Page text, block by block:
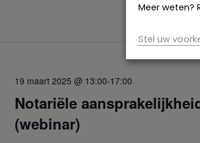
Notariële
(webinar)
19 maart 2025 @ 13:00-17:00
Meer weten?
Stel uw